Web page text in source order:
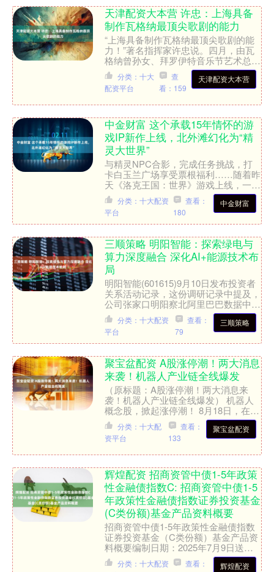
天津配资大本营 许忠：上海具备
制作瓦格纳最顶尖歌剧的能力
“上海具备制作瓦格纳最顶尖歌剧的能
力！”著名指挥家许忠说。四月，由瓦
格纳曾孙女、拜罗伊特音乐节艺术总监
卡塔琳娜·瓦格纳执导，许忠监制并执
棒的全新制作《女武神》将....天津配资大本营
分类：十大
配资平台
查
看：159
中金财富 这个承载15年情怀的游
戏IP新作上线，北外滩幻化为“精
灵大世界”
与精灵NPC合影，完成任务挑战，打
卡白玉兰广场享受票根福利……随着昨
天《洛克王国：世界》游戏上线，一场
名为“上线快‘洛’”的派对在北外滩同步
开启，将持续至29日....
中金财富
分类：十大配资
平台
查看：
180
三顺策略 明阳智能：探索绿电与
算力深度融合 深化AI+能源技术布
局
明阳智能(601615)9月10日发布投资者
关系活动记录，这份调研记录中提及，
公司张家口明阳察北阿里巴巴数据中心
源网荷储一体化项目拟装机容量为
200MW，并配套....
三顺策略
分类：十大配资
平台
查看：
79
聚宝盆配资 A股涨停潮！两大消息
来袭！机器人产业链全线爆发
（原标题：A股涨停潮！两大消息来
袭！机器人产业链全线爆发） 机器人
概念股，掀起涨停潮！ 8月18日，在A
股市场上，机器人产业链全线爆发。截
至收盘时，祥明智能、强....聚宝盆配资
分类：十大配
资平台
查看：
133
辉煌配资 招商资管中债1-5年政策
性金融债指数C: 招商资管中债1-5
年政策性金融债指数证券投资基金
(C类份额)基金产品资料概要
招商资管中债1-5年政策性金融债指数
证券投资基金（C类份额）基金产品资
料概要编制日期：2025年7月9日送出
日期：2025年7月16日本概要提供本基
金的重要信息....
辉煌配资
分类：十大配资
查看：